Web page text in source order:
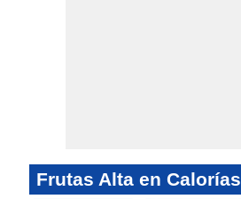
Frutas Alta en Calorías